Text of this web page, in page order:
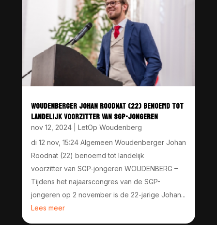
WOUDENBERGER JOHAN ROODNAT (22) BENOEMD TOT
LANDELIJK VOORZITTER VAN SGP-JONGEREN
nov 12, 2024| LetOp Woudenberg
di 12 nov, 15:24 Algemeen Woudenberger Johan
Roodnat (22) benoemd tot landelijk
voorzitter van SGP-jongeren WOUDENBERG –
Tijdens het najaarscongres van de SGP-
jongeren op 2 november is de 22-jarige Johan...
Lees meer